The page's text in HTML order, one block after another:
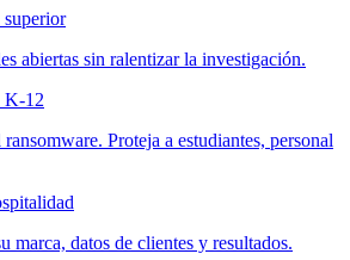
abiertas sin ralentizar la investigación.
K-12
Proteja a estudiantes, personal
marca, datos de clientes y resultados.